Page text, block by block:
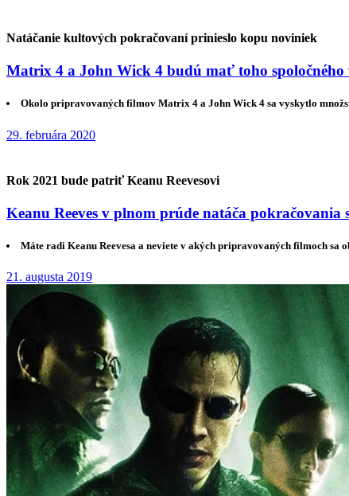
Natáčanie kultových pokračovaní prinieslo kopu noviniek
Matrix 4 a John Wick 4 budú mať toho spoločného
Okolo pripravovaných filmov Matrix 4 a John Wick 4 sa vyskytlo
29. februára 2020
Rok 2021 bude patriť Keanu Reevesovi
Keanu Reeves v plnom prúde natáča
Máte radi Keanu Reevesa a neviete v akých pripravovaných filmoch sa
21. augusta 2019